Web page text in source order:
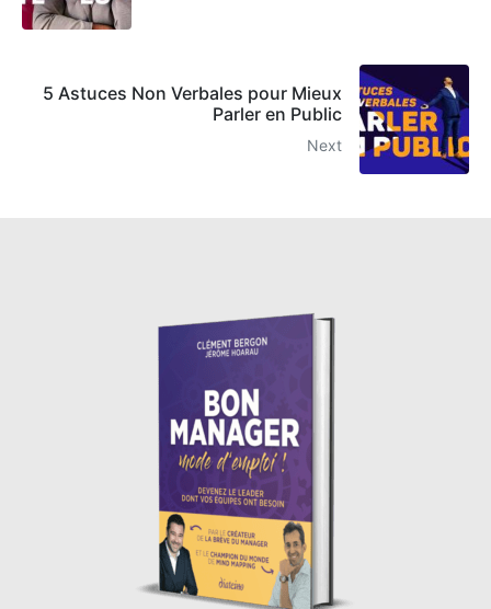
5 Astuces Non Verbales pour Mieux
Parler en Public
Next